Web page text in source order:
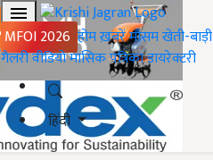
MFOI 2026 होमख़बरेंमौसमखेती-बाड़ी
गैलरीवीडियोमासिक पत्रिकाडायरेक्टरी
हिंदी